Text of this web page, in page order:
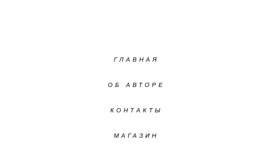
ГЛАВНАЯ
ОБ АВТОРЕ
КОНТАКТЫ
МАГАЗИН